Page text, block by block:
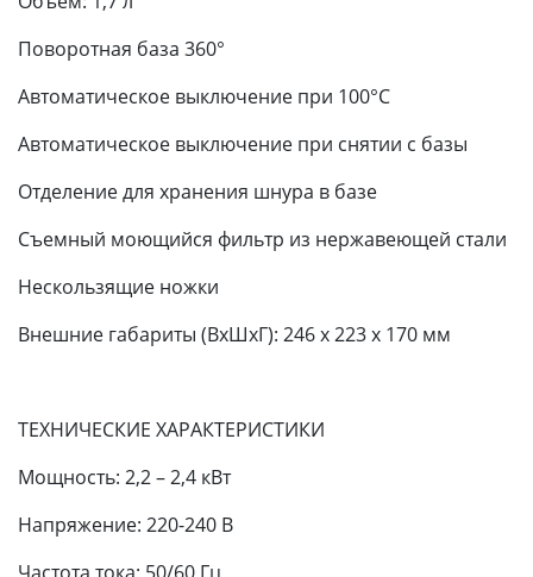
Поворотная база 360°
Автоматическое выключение при 100°С
Автоматическое выключение при снятии с базы
Отделение для хранения шнура в базе
Съемный моющийся фильтр из нержавеющей стали
Нескользящие ножки
Внешние габариты (ВхШхГ): 246 х 223 х 170 мм
ТЕХНИЧЕСКИЕ ХАРАКТЕРИСТИКИ
Мощность: 2,2 – 2,4 кВт
Напряжение: 220-240 В